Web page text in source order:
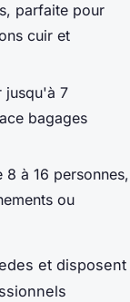
parfaite pour
cuir et
jusqu'à 7
bagages
à 16 personnes,
ou
et disposent